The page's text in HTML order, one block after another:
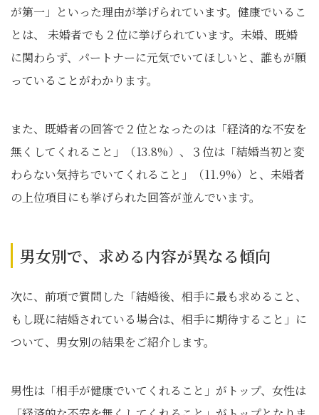
が第一」といった理由が挙げられています。健康でいるこ
とは、 未婚者でも２位に挙げられています。未婚、既婚
に関わらず、パートナーに元気でいてほしいと、誰もが願
っていることがわかります。
また、既婚者の回答で２位となったのは「経済的な不安を
無くしてくれること」（13.8%）、３位は「結婚当初と変
わらない気持ちでいてくれること」（11.9%）と、未婚者
の上位項目にも挙げられた回答が並んでいます。
男女別で、求める内容が異なる傾向
次に、前項で質問した「結婚後、相手に最も求めること、
もし既に結婚されている場合は、相手に期待すること」に
ついて、男女別の結果をご紹介します。
男性は「相手が健康でいてくれること」がトップ、女性は